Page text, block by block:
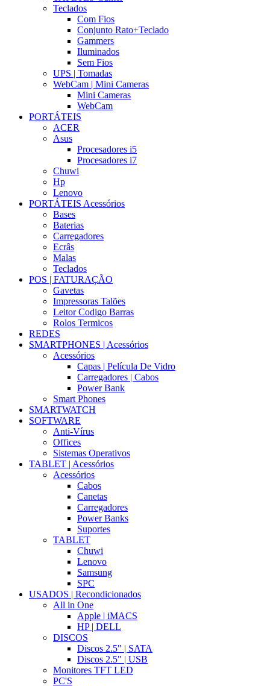
Teclados
Com Fios
Conjunto Rato+Teclado
Gammers
Iluminados
Sem Fios
UPS | Tomadas
WebCam | Mini Cameras
Mini Cameras
WebCam
PORTÁTEIS
ACER
Asus
Procesadores i5
Procesadores i7
Chuwi
Hp
Lenovo
PORTÁTEIS Acessórios
Bases
Baterias
Carregadores
Ecrâs
Malas
Teclados
POS | FATURAÇÃO
Gavetas
Impressoras Talões
Leitor Codigo Barras
Rolos Termicos
REDES
SMARTPHONES | Acessórios
Acessórios
Capas | Película De Vidro
Carregadores | Cabos
Power Bank
Smart Phones
SMARTWATCH
SOFTWARE
Anti-Vírus
Offices
Sistemas Operativos
TABLET | Acessórios
Acessórios
Cabos
Canetas
Carregadores
Power Banks
Suportes
TABLET
Chuwi
Lenovo
Samsung
SPC
USADOS | Recondicionados
All in One
Apple | iMACS
HP | DELL
DISCOS
Discos 2.5" | SATA
Discos 2.5" | USB
Monitores TFT LED
PC'S